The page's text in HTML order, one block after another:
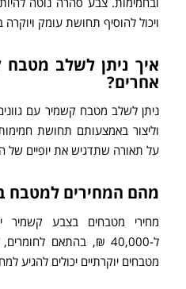
ובחמימות. צבע סהרה נוטה
ויכול להוסיף תחושת עומק
איך ניתן לשלב
אחרים?
ניתן לשלב מטבח קשמיר עם
וליצור באמצעותם תחושת חמימות
על תאורה שתדגיש את יופיים של
מהם המחירים למטבח
ל-40,000 ₪, בהתאם
מטבחים יוקרתיים יכולים להגיע